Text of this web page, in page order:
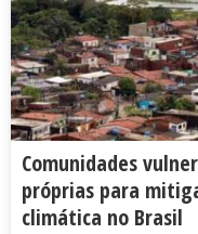
Comunidades
próprias para
climática no Brasil